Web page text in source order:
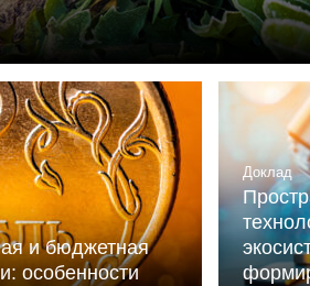
и предпринимателей (РСПП)
при участии Национального
и бюджетная
особенности
Доклад